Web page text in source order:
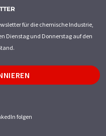
für die chemische Industrie,
Dienstag und Donnerstag auf den
folgen